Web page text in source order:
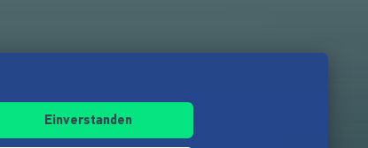
Einverstanden